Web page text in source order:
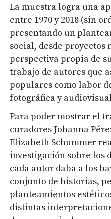
La muestra logra una
entre 1970 y 2018 (sin
presentando un
social, desde proyectos
perspectiva propia de
trabajo de autores que
populares como labor
fotográfica y
Para poder mostrar el
curadores Johanna
Elizabeth Schummer
investigación sobre los
cada autor daba a los
conjunto de historias,
planteamientos
distintas